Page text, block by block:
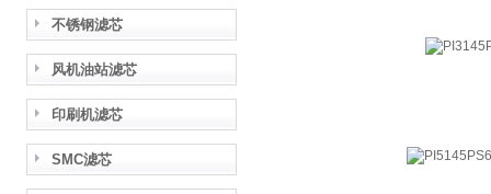
不锈钢滤芯
风机油站滤芯
印刷机滤芯
SMC滤芯